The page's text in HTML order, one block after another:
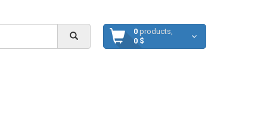
0products,
0 $